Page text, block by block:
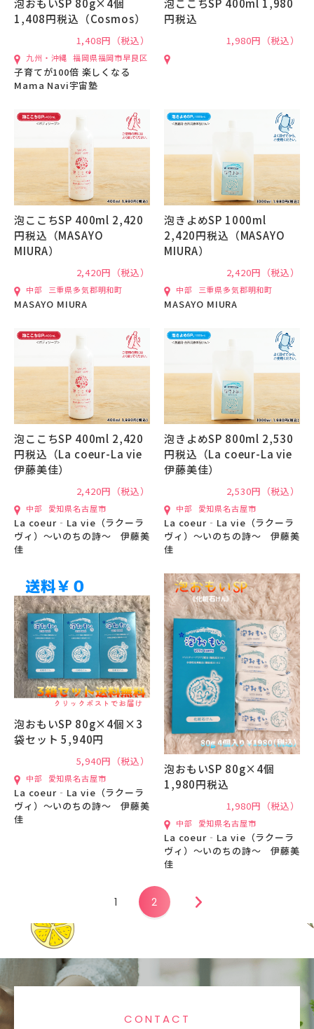
泡おもいSP 80g×4個
1,408円税込（Cosmos）
1,408円（税込）
九州・沖縄 福岡県福岡市早良区
子育てが100倍 楽しくなる
Mama Navi宇宙塾
泡ここちSP 400ml 1,980
円税込
1,980円（税込）
泡ここちSP 400ml 2,420
円税込（MASAYO
MIURA）
2,420円（税込）
中部 三重県多気郡明和町
MASAYO MIURA
泡きよめSP 1000ml
2,420円税込（MASAYO
MIURA）
2,420円（税込）
中部 三重県多気郡明和町
MASAYO MIURA
泡ここちSP 400ml 2,420
円税込（La coeur-La vie
伊藤美佳）
2,420円（税込）
中部 愛知県名古屋市
La coeur‐La vie（ラクーラ
ヴィ）〜いのちの詩〜 伊藤美
佳
泡きよめSP 800ml 2,530
円税込（La coeur-La vie
伊藤美佳）
2,530円（税込）
中部 愛知県名古屋市
La coeur‐La vie（ラクーラ
ヴィ）〜いのちの詩〜 伊藤美
佳
泡おもいSP 80g×4個×3
袋セット 5,940円
5,940円（税込）
中部 愛知県名古屋市
La coeur‐La vie（ラクーラ
ヴィ）〜いのちの詩〜 伊藤美
佳
泡おもいSP 80g×4個
1,980円税込
1,980円（税込）
中部 愛知県名古屋市
La coeur‐La vie（ラクーラ
ヴィ）〜いのちの詩〜 伊藤美
佳
1 2
CONTACT